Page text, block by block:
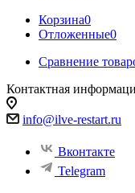
Корзина0
Отложенные0
Сравнение
Контактная
info@ilve-restart.ru
Вконтакте
Telegram